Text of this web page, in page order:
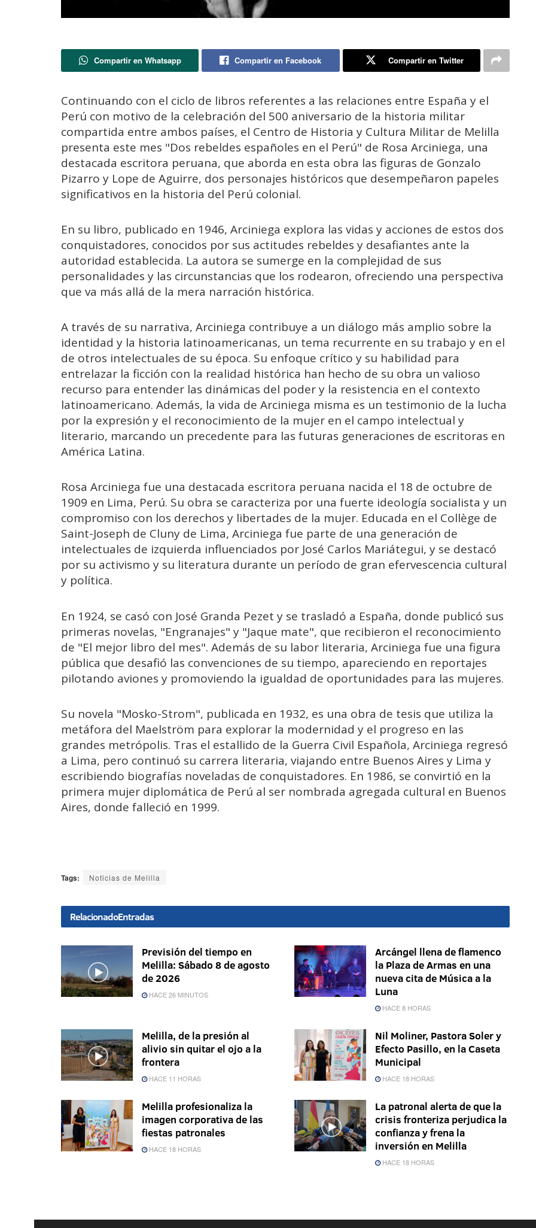
Compartir en Whatsapp Compartir en Facebook Compartir en Twitter
Continuando con el ciclo de libros referentes a las relaciones entre España y el
Perú con motivo de la celebración del 500 aniversario de la historia militar
compartida entre ambos países, el Centro de Historia y Cultura Militar de Melilla
presenta este mes "Dos rebeldes españoles en el Perú" de Rosa Arciniega, una
destacada escritora peruana, que aborda en esta obra las figuras de Gonzalo
Pizarro y Lope de Aguirre, dos personajes históricos que desempeñaron papeles
significativos en la historia del Perú colonial.
En su libro, publicado en 1946, Arciniega explora las vidas y acciones de estos dos
conquistadores, conocidos por sus actitudes rebeldes y desafiantes ante la
autoridad establecida. La autora se sumerge en la complejidad de sus
personalidades y las circunstancias que los rodearon, ofreciendo una perspectiva
que va más allá de la mera narración histórica.
A través de su narrativa, Arciniega contribuye a un diálogo más amplio sobre la
identidad y la historia latinoamericanas, un tema recurrente en su trabajo y en el
de otros intelectuales de su época. Su enfoque crítico y su habilidad para
entrelazar la ficción con la realidad histórica han hecho de su obra un valioso
recurso para entender las dinámicas del poder y la resistencia en el contexto
latinoamericano. Además, la vida de Arciniega misma es un testimonio de la lucha
por la expresión y el reconocimiento de la mujer en el campo intelectual y
literario, marcando un precedente para las futuras generaciones de escritoras en
América Latina.
Rosa Arciniega fue una destacada escritora peruana nacida el 18 de octubre de
1909 en Lima, Perú. Su obra se caracteriza por una fuerte ideología socialista y un
compromiso con los derechos y libertades de la mujer. Educada en el Collège de
Saint-Joseph de Cluny de Lima, Arciniega fue parte de una generación de
intelectuales de izquierda influenciados por José Carlos Mariátegui, y se destacó
por su activismo y su literatura durante un período de gran efervescencia cultural
y política.
En 1924, se casó con José Granda Pezet y se trasladó a España, donde publicó sus
primeras novelas, "Engranajes" y "Jaque mate", que recibieron el reconocimiento
de "El mejor libro del mes". Además de su labor literaria, Arciniega fue una figura
pública que desafió las convenciones de su tiempo, apareciendo en reportajes
pilotando aviones y promoviendo la igualdad de oportunidades para las mujeres.
Su novela "Mosko-Strom", publicada en 1932, es una obra de tesis que utiliza la
metáfora del Maelström para explorar la modernidad y el progreso en las
grandes metrópolis. Tras el estallido de la Guerra Civil Española, Arciniega regresó
a Lima, pero continuó su carrera literaria, viajando entre Buenos Aires y Lima y
escribiendo biografías noveladas de conquistadores. En 1986, se convirtió en la
primera mujer diplomática de Perú al ser nombrada agregada cultural en Buenos
Aires, donde falleció en 1999.
Tags: Noticias de Melilla
RelacionadoEntradas
Previsión del tiempo en
Melilla: Sábado 8 de agosto
de 2026
HACE 26 MINUTOS
Arcángel llena de flamenco
la Plaza de Armas en una
nueva cita de Música a la
Luna
HACE 8 HORAS
Melilla, de la presión al
alivio sin quitar el ojo a la
frontera
HACE 11 HORAS
Nil Moliner, Pastora Soler y
Efecto Pasillo, en la Caseta
Municipal
HACE 18 HORAS
Melilla profesionaliza la
imagen corporativa de las
fiestas patronales
HACE 18 HORAS
La patronal alerta de que la
crisis fronteriza perjudica la
confianza y frena la
inversión en Melilla
HACE 18 HORAS